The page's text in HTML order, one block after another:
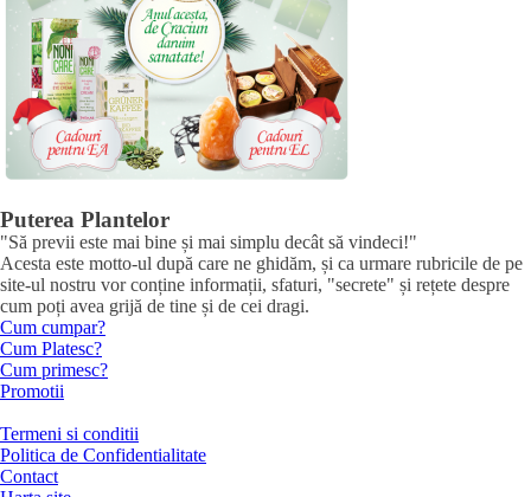
Puterea Plantelor
"Să previi este mai bine și mai simplu decât să vindeci!"
Acesta este motto-ul după care ne ghidăm, și ca urmare rubricile de pe
site-ul nostru vor conține informații, sfaturi, "secrete" și rețete despre
cum poți avea grijă de tine și de cei dragi.
Cum cumpar?
Cum Platesc?
Cum primesc?
Promotii
Termeni si conditii
Politica de Confidentialitate
Contact